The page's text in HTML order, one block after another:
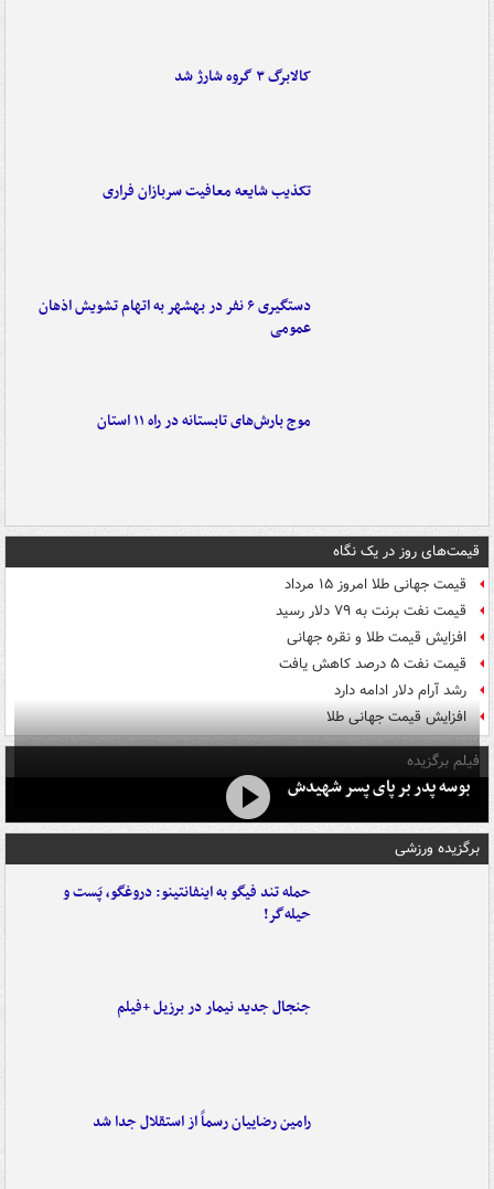
کالابرگ ۳ گروه شارژ شد
تکذیب شایعه معافیت سربازان فراری
دستگیری ۶ نفر در بهشهر به اتهام تشویش اذهان
عمومی
موج بارش‌های تابستانه در راه ۱۱ استان
قیمت‌های روز در یک نگاه
قیمت جهانی طلا امروز ۱۵ مرداد
قیمت نفت برنت به ۷۹ دلار رسید
افزایش قیمت طلا و نقره جهانی
قیمت نفت ۵ درصد کاهش یافت
رشد آرام دلار ادامه دارد
افزایش قیمت جهانی طلا
فیلم برگزیده
بوسه‌ پدر بر پای پسر شهیدش
برگزیده ورزشی
حمله تند فیگو به اینفانتینو: دروغگو، پَست‌ و
حیله‌گر!
جنجال جدید نیمار در برزیل +فیلم
رامین رضاییان رسماً از استقلال جدا شد